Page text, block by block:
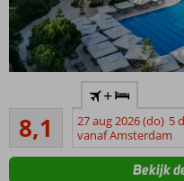
echte
Kremlin
Diverse
8,1
Zeer goed
14
beoordelingen
+
27 aug 2026 (do) 5
vanaf Amsterdam
Bekijk